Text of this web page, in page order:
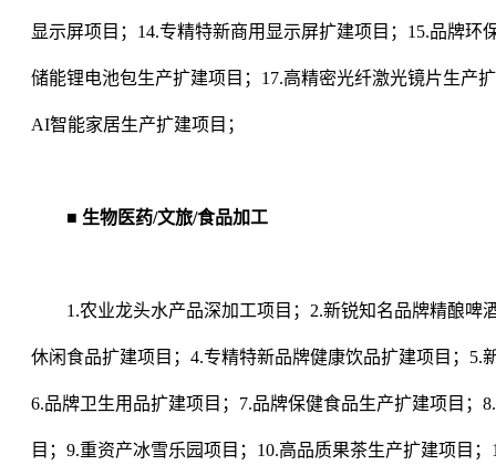
显示屏项目；14.专精特新商用显示屏扩建项目；15.品牌环
储能锂电池包生产扩建项目；17.高精密光纤激光镜片生产
AI智能家居生产扩建项目；
■ 生物医药/文旅/食品加工
1.农业龙头水产品深加工项目；2.新锐知名品牌精酿啤
休闲食品扩建项目；4.专精特新品牌健康饮品扩建项目；5.
6.品牌卫生用品扩建项目；7.品牌保健食品生产扩建项目；
目；9.重资产冰雪乐园项目；10.高品质果茶生产扩建项目